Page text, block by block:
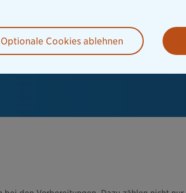
Optionale Cookies ablehnen